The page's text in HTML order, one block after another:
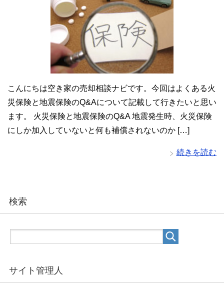
こんにちは空き家の売却相談ナビです。今回はよくある火
災保険と地震保険のQ&Aについて記載して行きたいと思い
ます。 火災保険と地震保険のQ&A 地震発生時、火災保険
にしか加入していないと何も補償されないのか […]
続きを読む
検索
サイト管理人